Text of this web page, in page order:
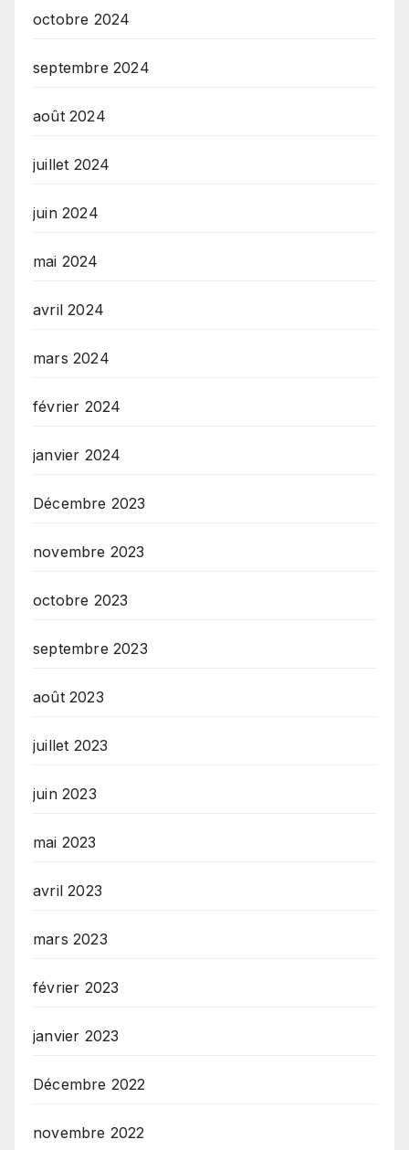
octobre 2024
septembre 2024
août 2024
juillet 2024
juin 2024
mai 2024
avril 2024
mars 2024
février 2024
janvier 2024
Décembre 2023
novembre 2023
octobre 2023
septembre 2023
août 2023
juillet 2023
juin 2023
mai 2023
avril 2023
mars 2023
février 2023
janvier 2023
Décembre 2022
novembre 2022